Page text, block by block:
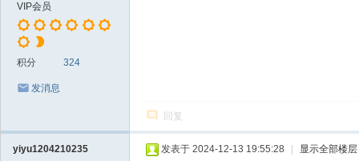
VIP会员
积分 324
发消息
回复
yiyu1204210235 发表于 2024-12-13 19:55:28 显示全部楼层